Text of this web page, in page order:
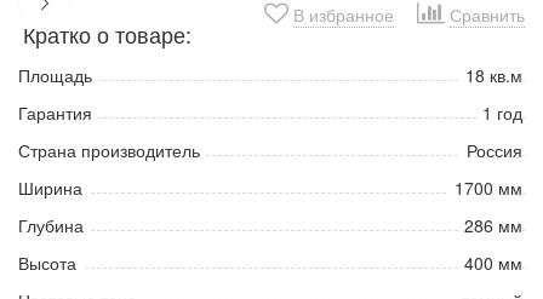
В избранное Сравнить
Кратко о товаре:
Площадь
18 кв.м
Гарантия
1 год
Страна производитель
Россия
Ширина
1700 мм
Глубина
286 мм
Высота
400 мм